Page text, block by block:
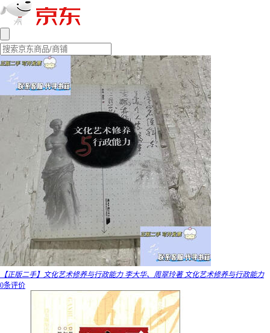
【正版二手】文化艺术修养与行政能力 李大华、周翠玲著 文化艺术修养与行政能力
0条评价